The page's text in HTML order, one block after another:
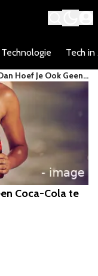
Technologie Tech in
Hoef Je Ook Geen
Coca-Cola te